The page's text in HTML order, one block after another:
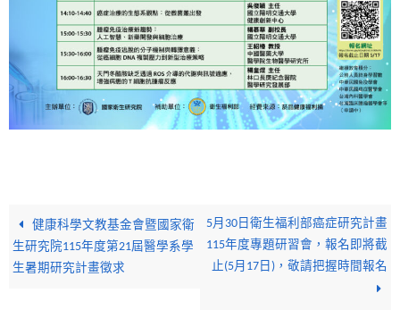
健康科學文教基金會暨國家衛
生研究院115年度第21屆醫學系學
生暑期研究計畫徵求
5月30日衛生福利部癌症研究計畫
115年度專題研習會，報名即將截
止(5月17日)，敬請把握時間報名